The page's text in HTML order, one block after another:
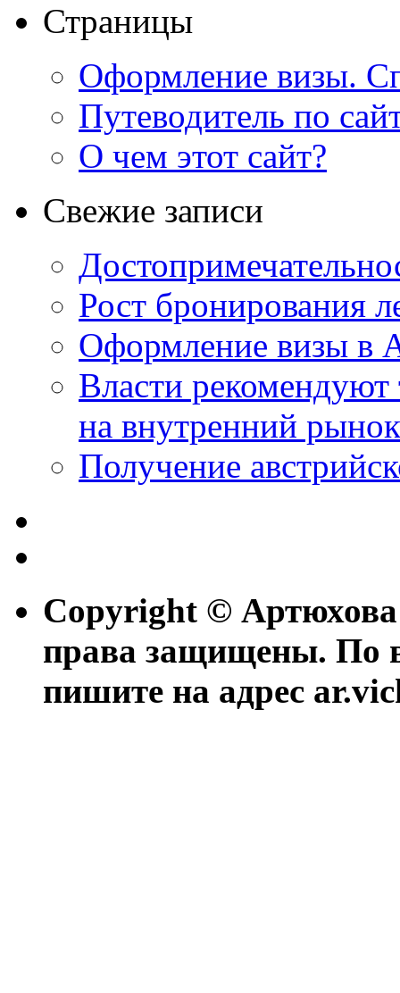
Страницы
Оформление визы.
Путеводитель по
О чем этот сайт?
Свежие записи
Рост бронирования
Оформление визы в
Власти
на внутренний рынок
Получение
Copyright © Артюхова
права защищены. По
пишите на адрес